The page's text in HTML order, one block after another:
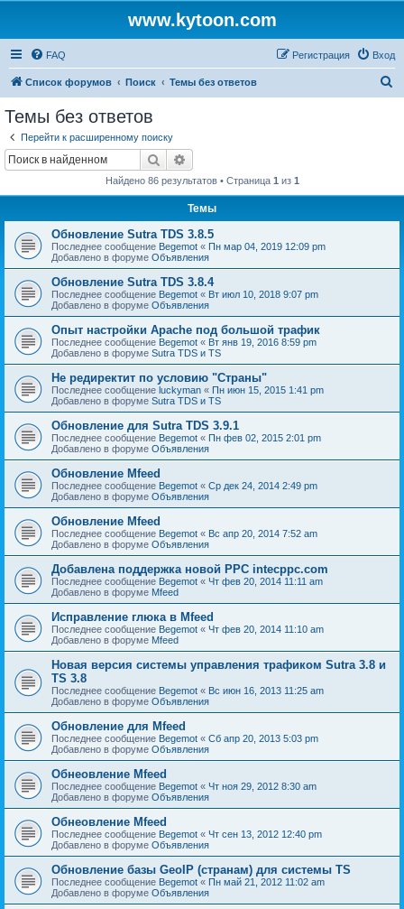
www.kytoon.com
FAQ Вход
Регистрация
Список форумов Поиск Темы без ответов
Темы без ответов
Перейти к расширенному поиску
Поиск
Найдено 86 результатов • Страница 1 из 1
Темы
Обновление Sutra TDS 3.8.5
Последнее сообщение Begemot « Пн мар 04, 2019 12:09 pm
Добавлено в форуме Объявления
Обновление Sutra TDS 3.8.4
Последнее сообщение Begemot « Вт июл 10, 2018 9:07 pm
Добавлено в форуме Объявления
Опыт настройки Apache под большой трафик
Последнее сообщение Begemot « Вт янв 19, 2016 8:59 pm
Добавлено в форуме Sutra TDS и TS
Не редиректит по условию "Страны"
Последнее сообщение luckyman « Пн июн 15, 2015 1:41 pm
Добавлено в форуме Sutra TDS и TS
Обновление для Sutra TDS 3.9.1
Последнее сообщение Begemot « Пн фев 02, 2015 2:01 pm
Добавлено в форуме Объявления
Обновление Mfeed
Последнее сообщение Begemot « Ср дек 24, 2014 2:49 pm
Добавлено в форуме Объявления
Обновление Mfeed
Последнее сообщение Begemot « Вс апр 20, 2014 7:52 am
Добавлено в форуме Объявления
Добавлена поддержка новой PPC intecppc.com
Последнее сообщение Begemot « Чт фев 20, 2014 11:11 am
Добавлено в форуме Mfeed
Исправление глюка в Mfeed
Последнее сообщение Begemot « Чт фев 20, 2014 11:10 am
Добавлено в форуме Mfeed
Новая версия системы управления трафиком Sutra 3.8 и
TS 3.8
Последнее сообщение Begemot « Вс июн 16, 2013 11:25 am
Добавлено в форуме Объявления
Обновление для Mfeed
Последнее сообщение Begemot « Сб апр 20, 2013 5:03 pm
Добавлено в форуме Объявления
Обнеовление Mfeed
Последнее сообщение Begemot « Чт ноя 29, 2012 8:30 am
Добавлено в форуме Объявления
Обнеовление Mfeed
Последнее сообщение Begemot « Чт сен 13, 2012 12:40 pm
Добавлено в форуме Объявления
Обновление базы GeoIP (странам) для системы TS
Последнее сообщение Begemot « Пн май 21, 2012 11:02 am
Добавлено в форуме Объявления